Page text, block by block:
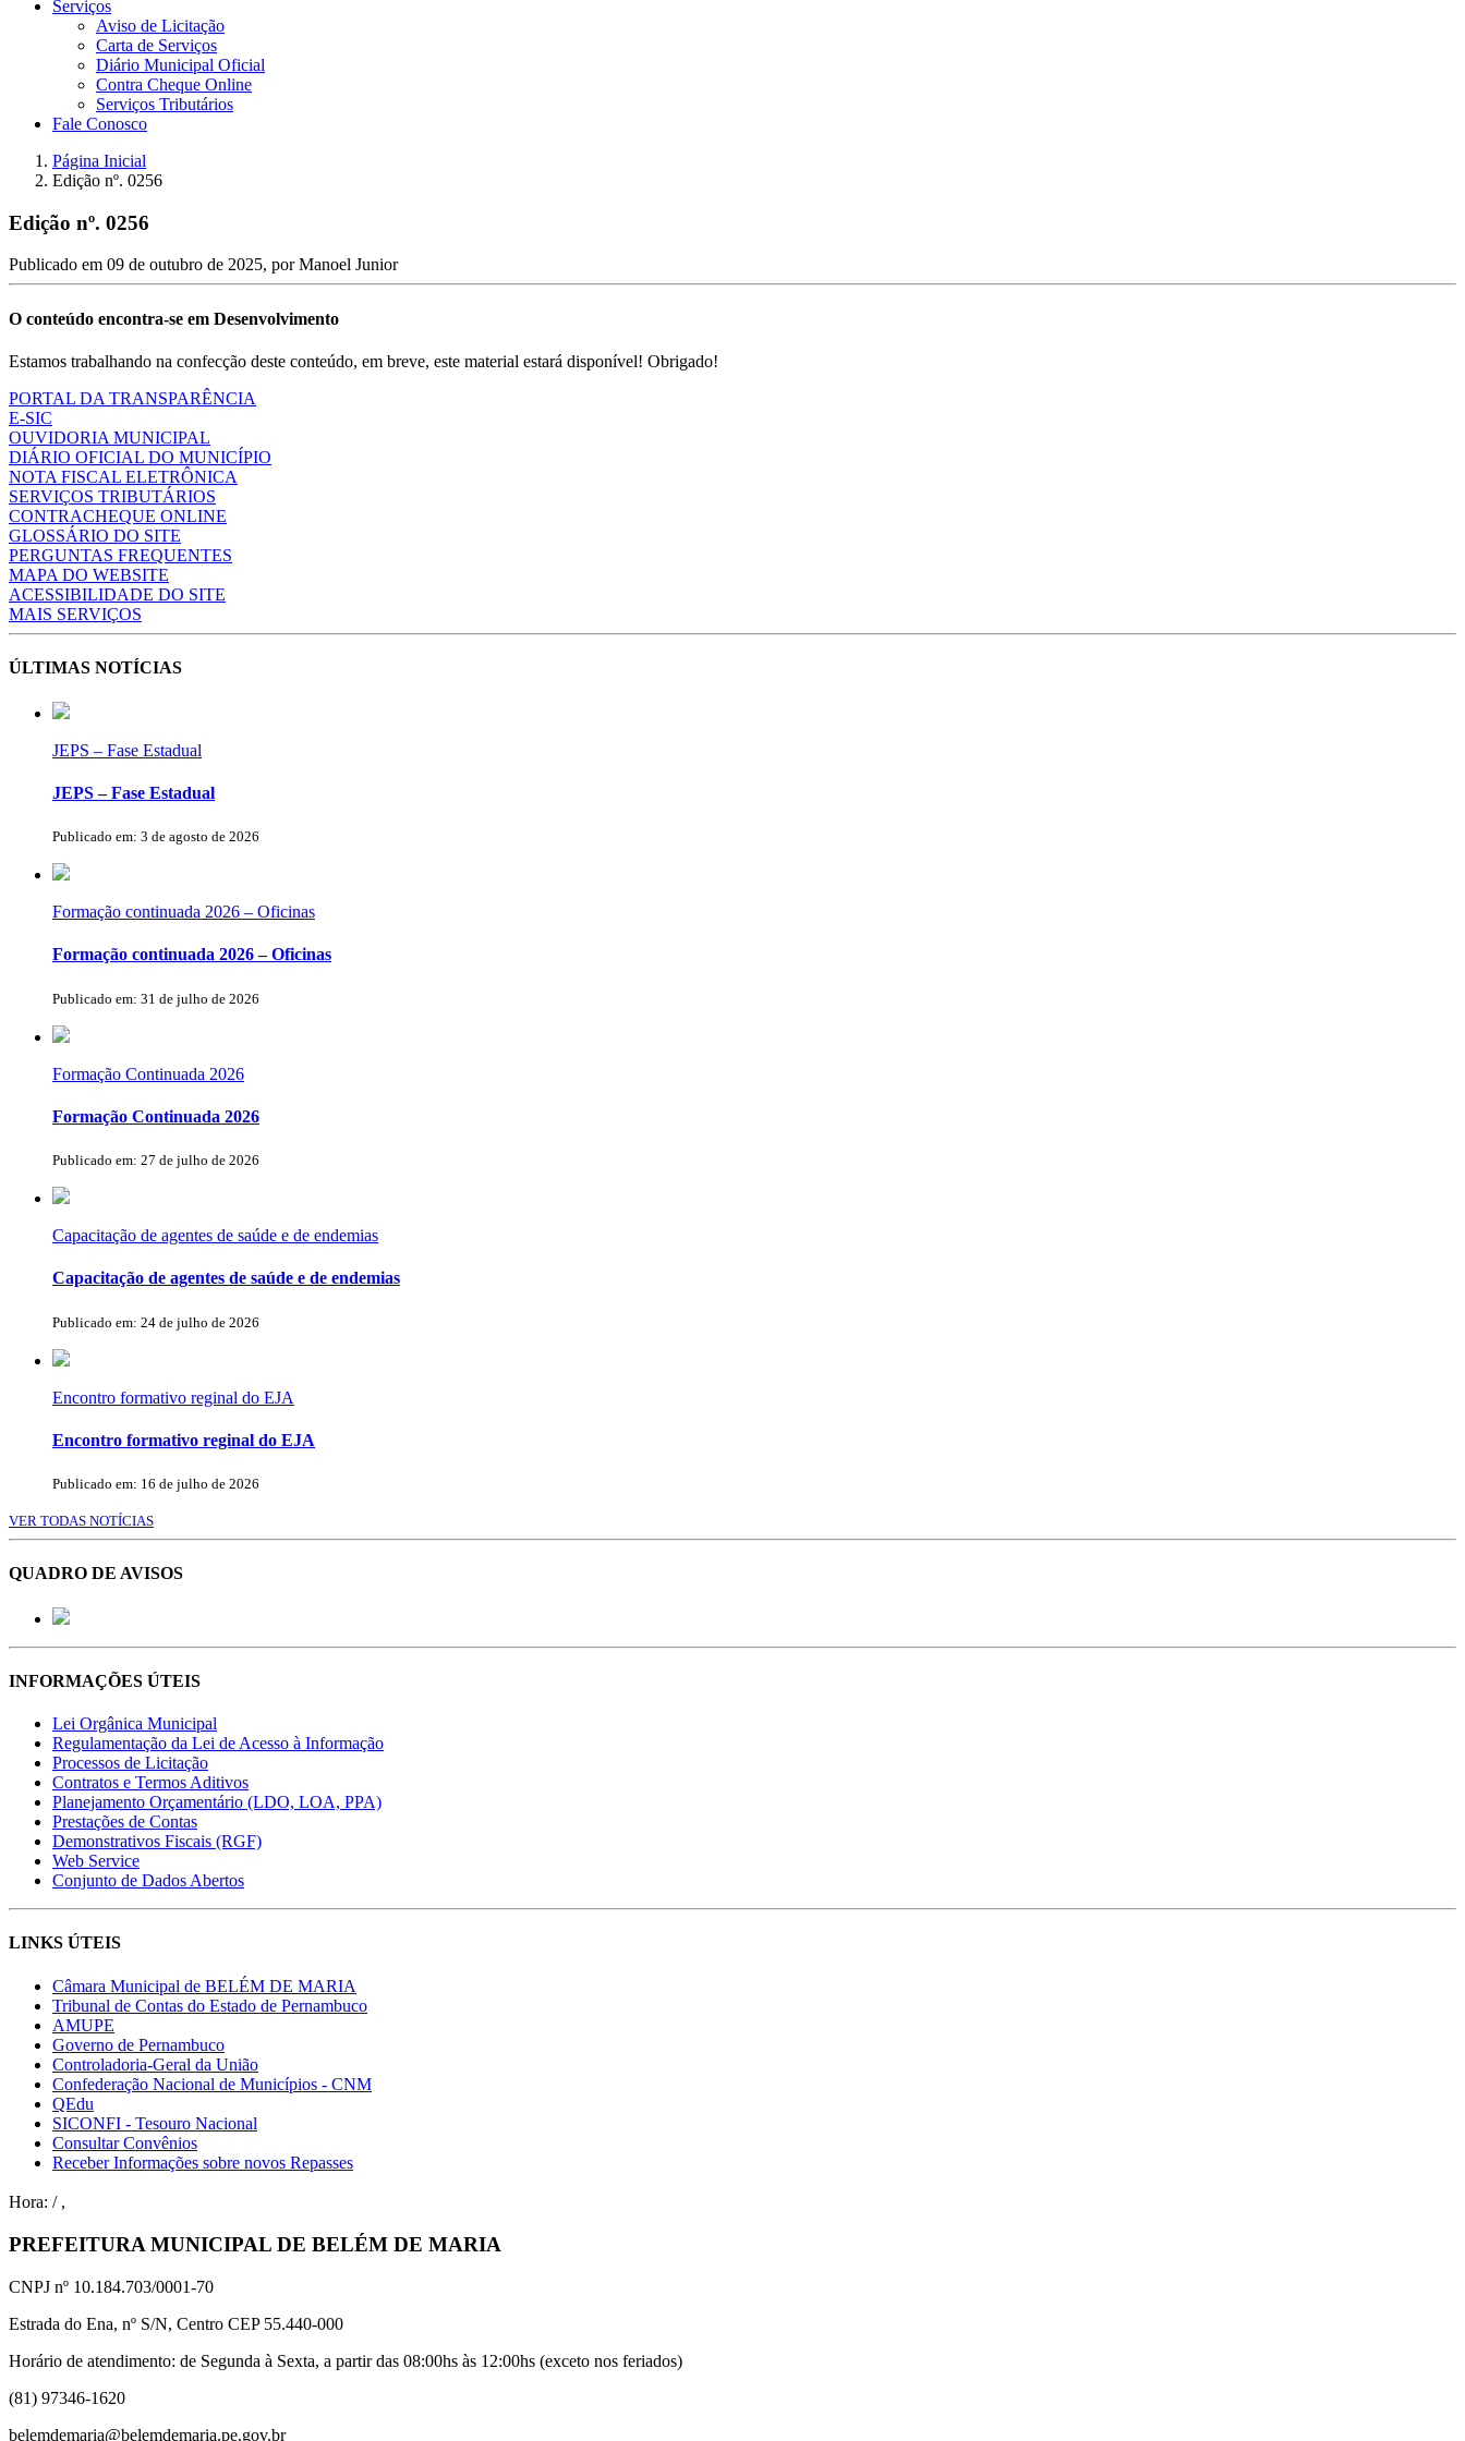
Serviços
Aviso de Licitação
Carta de Serviços
Diário Municipal Oficial
Contra Cheque Online
Serviços Tributários
Fale Conosco
Página Inicial
Edição nº. 0256
Edição nº. 0256
Publicado em 09 de outubro de 2025, porManoel Junior
O conteúdo encontra-se em Desenvolvimento
Estamos trabalhando na confecção deste conteúdo, em breve, este material estará disponível! Obrigado!
PORTAL DA TRANSPARÊNCIA
E-SIC
OUVIDORIA MUNICIPAL
DIÁRIO OFICIAL DO MUNICÍPIO
NOTA FISCAL ELETRÔNICA
SERVIÇOS TRIBUTÁRIOS
CONTRACHEQUE ONLINE
GLOSSÁRIO DO SITE
PERGUNTAS FREQUENTES
MAPA DO WEBSITE
ACESSIBILIDADE DO SITE
MAIS SERVIÇOS
ÚLTIMAS NOTÍCIAS
JEPS – Fase Estadual
JEPS – Fase Estadual
Publicado em: 3 de agosto de 2026
Formação continuada 2026 – Oficinas
Formação continuada 2026 – Oficinas
Publicado em: 31 de julho de 2026
Formação Continuada 2026
Formação Continuada 2026
Publicado em: 27 de julho de 2026
Capacitação de agentes de saúde e de endemias
Capacitação de agentes de saúde e de endemias
Publicado em: 24 de julho de 2026
Encontro formativo reginal do EJA
Encontro formativo reginal do EJA
Publicado em: 16 de julho de 2026
VER TODAS NOTÍCIAS
QUADRO DE AVISOS
INFORMAÇÕES ÚTEIS
Lei Orgânica Municipal
Regulamentação da Lei de Acesso à Informação
Processos de Licitação
Contratos e Termos Aditivos
Planejamento Orçamentário (LDO, LOA, PPA)
Prestações de Contas
Demonstrativos Fiscais (RGF)
Web Service
Conjunto de Dados Abertos
LINKS ÚTEIS
Câmara Municipal de BELÉM DE MARIA
Tribunal de Contas do Estado de Pernambuco
AMUPE
Governo de Pernambuco
Controladoria-Geral da União
Confederação Nacional de Municípios - CNM
QEdu
SICONFI - Tesouro Nacional
Consultar Convênios
Receber Informações sobre novos Repasses
Hora: / ,
PREFEITURA MUNICIPAL DE BELÉM DE MARIA
CNPJ nº 10.184.703/0001-70
Estrada do Ena, nº S/N, Centro CEP 55.440-000
Horário de atendimento: de Segunda à Sexta, a partir das 08:00hs às 12:00hs (exceto nos feriados)
(81) 97346-1620
belemdemaria@belemdemaria.pe.gov.br